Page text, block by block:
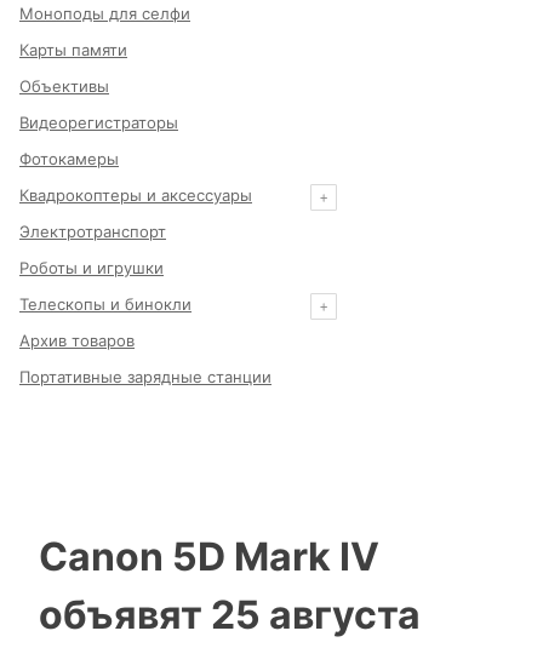
Моноподы для селфи
Карты памяти
Объективы
Видеорегистраторы
Фотокамеры
Квадрокоптеры и аксессуары
Электротранспорт
Роботы и игрушки
Телескопы и бинокли
Архив товаров
Портативные зарядные станции
Canon 5D Mark IV
объявят 25 августа